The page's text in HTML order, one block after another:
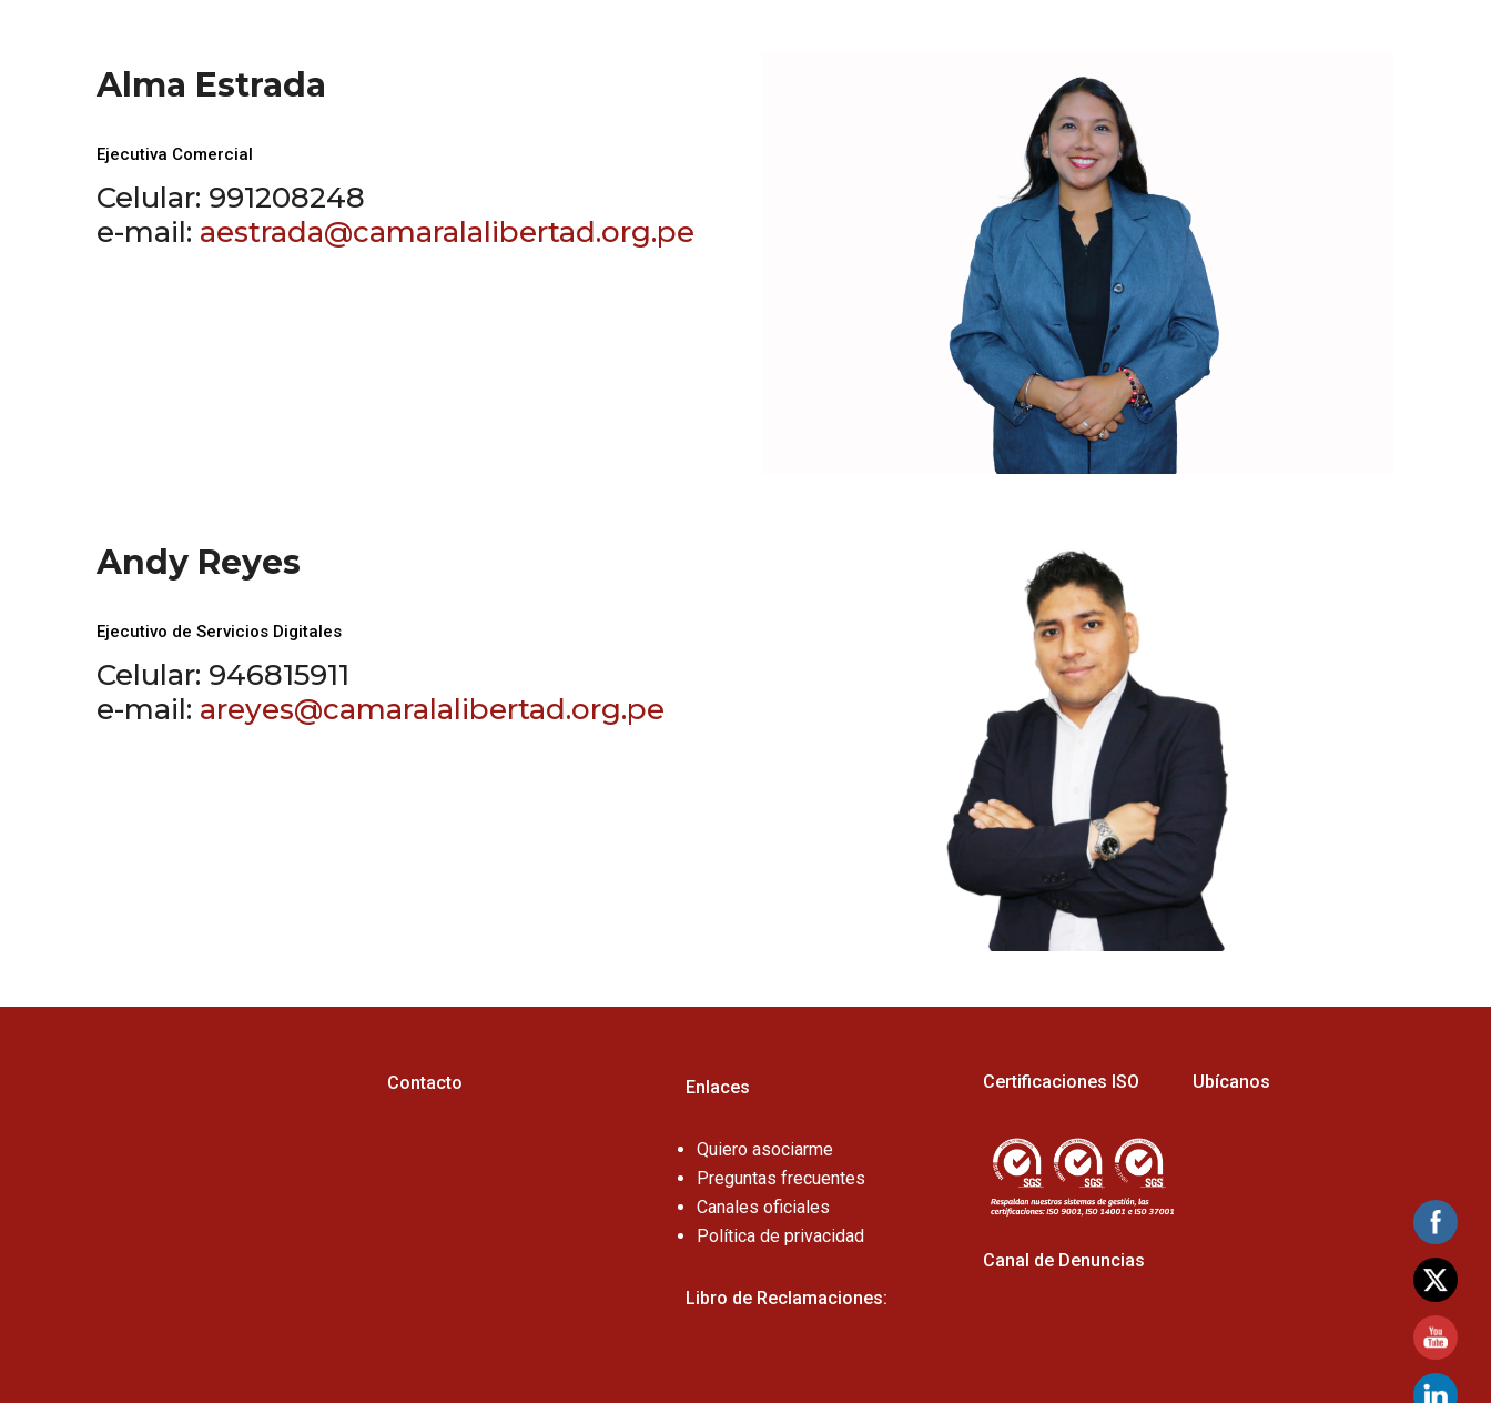
Alma Estrada
Ejecutiva Comercial
Celular: 991208248
e-mail: aestrada@camaralalibertad.org.pe
Andy Reyes
Ejecutivo de Servicios Digitales
Celular: 946815911
e-mail: areyes@camaralalibertad.org.pe
Contacto Enlaces
Quiero asociarme
Preguntas frecuentes
Canales oficiales
Política de privacidad
Libro de Reclamaciones:
Certificaciones ISO
Canal de Denuncias
Ubícanos